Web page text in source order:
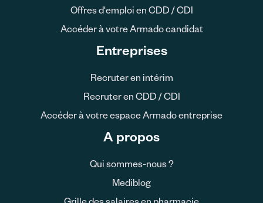
Offres d'emploi en CDD / CDI
Accéder à votre Armado candidat
Entreprises
Recruter en intérim
Recruter en CDD / CDI
Accéder à votre espace Armado entreprise
A propos
Qui sommes-nous ?
Mediblog